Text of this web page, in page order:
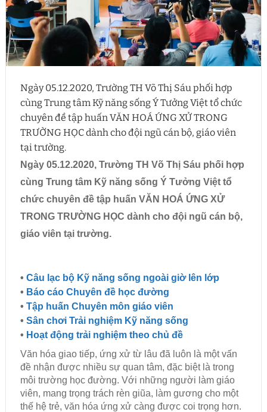
Ngày 05.12.2020, Trường TH Võ Thị Sáu phối hợp
cùng Trung tâm Kỹ năng sống Ý Tưởng Việt tổ chức
chuyên đề tập huấn VĂN HOÁ ỨNG XỬ TRONG
TRƯỜNG HỌC dành cho đội ngũ cán bộ, giáo viên
tại trường.
Ngày 05.12.2020, Trường TH Võ Thị Sáu phối hợp
cùng Trung tâm Kỹ năng sống Ý Tưởng Việt tổ
chức chuyên đề tập huấn VĂN HOÁ ỨNG XỬ
TRONG TRƯỜNG HỌC dành cho đội ngũ cán bộ,
giáo viên tại trường.
• Câu lạc bộ Kỹ năng sống ngoài giờ lên lớp
• Báo cáo Chuyên đề học đường
• Tập huấn Chuyên môn giáo viên
• Sân chơi Trải nghiệm Kỹ năng sống
• Hoạt động trải nghiệm theo chủ đề
Văn hóa giao tiếp, ứng xử từ lâu đã luôn là một vấn
đề nhận được nhiều sự quan tâm, đặc biệt là trong
môi trường học đường. Với những người làm giáo
viên, mang trọng trách rèn giũa, làm gương cho một
thế hệ trẻ, văn hóa ứng xử càng được coi trọng hơn.